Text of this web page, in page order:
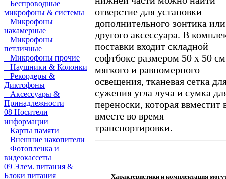
Беспроводные
микрофоны & системы
Микрофоны
накамерные
Микрофоны
петличные
Микрофоны прочие
Наушники & Колонки
Рекордеры &
Диктофоны
Аксессуары &
Принадлежности
08 Носители
информации
Карты памяти
Внешние накопители
Фотопленка и
видеокассеты
09 Элем. питания &
Блоки питания
отверстие для установки
дополнительного зонтика или
другого аксессуара. В
поставки входит складной
софтбокс размером 50 х 50
мягкого и равномерного
освещения, тканевая сетка
сужения угла луча и сумка
переноски, которая ввместит
вместе во время
транспортировки.
Характеристики и комплектация